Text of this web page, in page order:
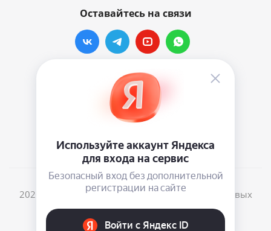
Оставайтесь на связи
Наши контакты
info@vinylmarkt.ru
2026 © Винилмаркт - интернет-магазин виниловых
пластинок